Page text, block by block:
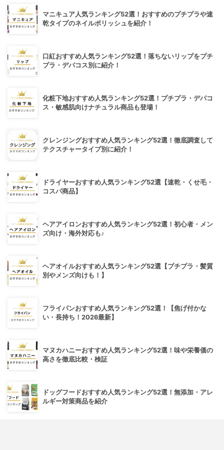
マニキュア人気ランキング52選！おすすめのプチプラや速
乾タイプのネイルポリッシュを紹介！
口紅おすすめ人気ランキング52選！落ちないリップをプチ
プラ・デパコス別に紹介！
化粧下地おすすめ人気ランキング52選！プチプラ・デパコ
ス・敏感肌向けナチュラル商品も登場！
クレンジングおすすめ人気ランキング52選！徹底調査して
テクスチャータイプ別に紹介！
ドライヤーおすすめ人気ランキング52選【速乾・くせ毛・
コスパ商品】
ヘアアイロンおすすめ人気ランキング52選！初心者・メン
ズ向け・海外対応も♪
ヘアオイルおすすめ人気ランキング52選【プチプラ・髪質
別やメンズ向けも！】
フライパンおすすめ人気ランキング52選！【焦げ付かな
い・長持ち！2026最新】
マヌカハニーおすすめ人気ランキング52選！味や栄養価の
高さを徹底比較・検証
ドッグフードおすすめ人気ランキング52選！無添加・アレ
ルギー対策商品を紹介